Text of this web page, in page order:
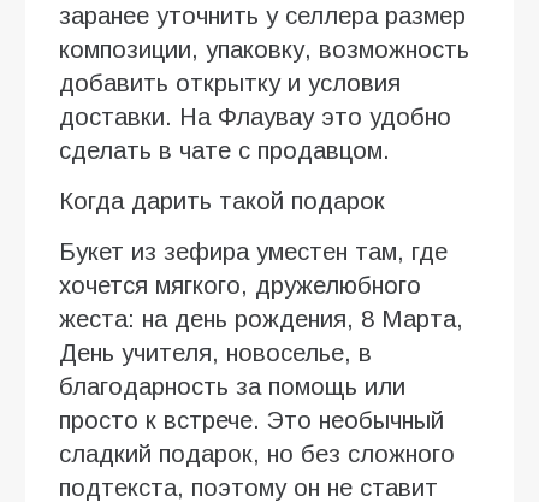
заранее уточнить у селлера размер
композиции, упаковку, возможность
добавить открытку и условия
доставки. На Флаувау это удобно
сделать в чате с продавцом.
Когда дарить такой подарок
Букет из зефира уместен там, где
хочется мягкого, дружелюбного
жеста: на день рождения, 8 Марта,
День учителя, новоселье, в
благодарность за помощь или
просто к встрече. Это необычный
сладкий подарок, но без сложного
подтекста, поэтому он не ставит